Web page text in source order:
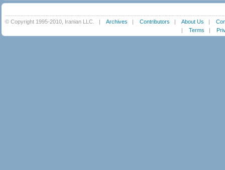
© Copyright 1995-2010, Iranian LLC. | Archives | Contributors | About Us |
| Terms |